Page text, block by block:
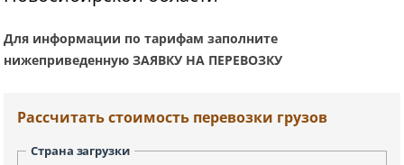
Для информации по тарифам заполните
нижеприведенную ЗАЯВКУ НА ПЕРЕВОЗКУ
Рассчитать стоимость перевозки грузов
Страна загрузки